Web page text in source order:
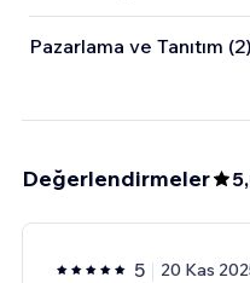
Pazarlama ve Tanıtım (2)
Değerlendirmeler
5 20 Kas